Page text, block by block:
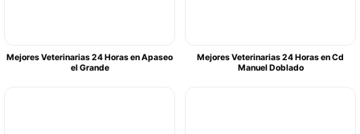
Mejores Veterinarias 24 Horas en Apaseo
el Grande
Mejores Veterinarias 24 Horas en Cd
Manuel Doblado